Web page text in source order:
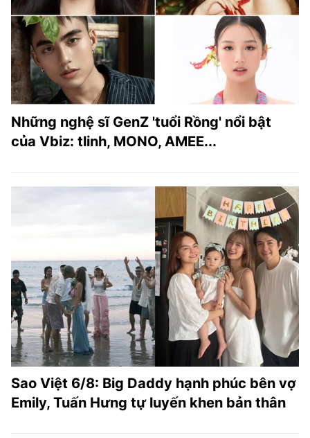
TRA CỨU PHƯỜNG XÃ
CỐNG HIẾN
BÙI XUÂN PHÁI
TIỆN ÍCH
LIÊN HỆ QUẢNG CÁO
Điện thoại: 024.38254756
Những nghệ sĩ GenZ 'tuổi Rồng' nổi bật
của Vbiz: tlinh, MONO, AMEE...
Sao Việt 6/8: Big Daddy hạnh phúc bên vợ
Emily, Tuấn Hưng tự luyến khen bản thân